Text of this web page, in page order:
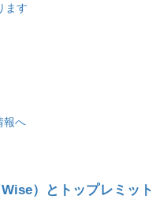
ます
）とトップレミット